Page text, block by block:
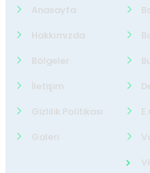
Anasayfa
Hakkımızda
Bölgeler
İletişim
Gizlilik Politikası
Galeri